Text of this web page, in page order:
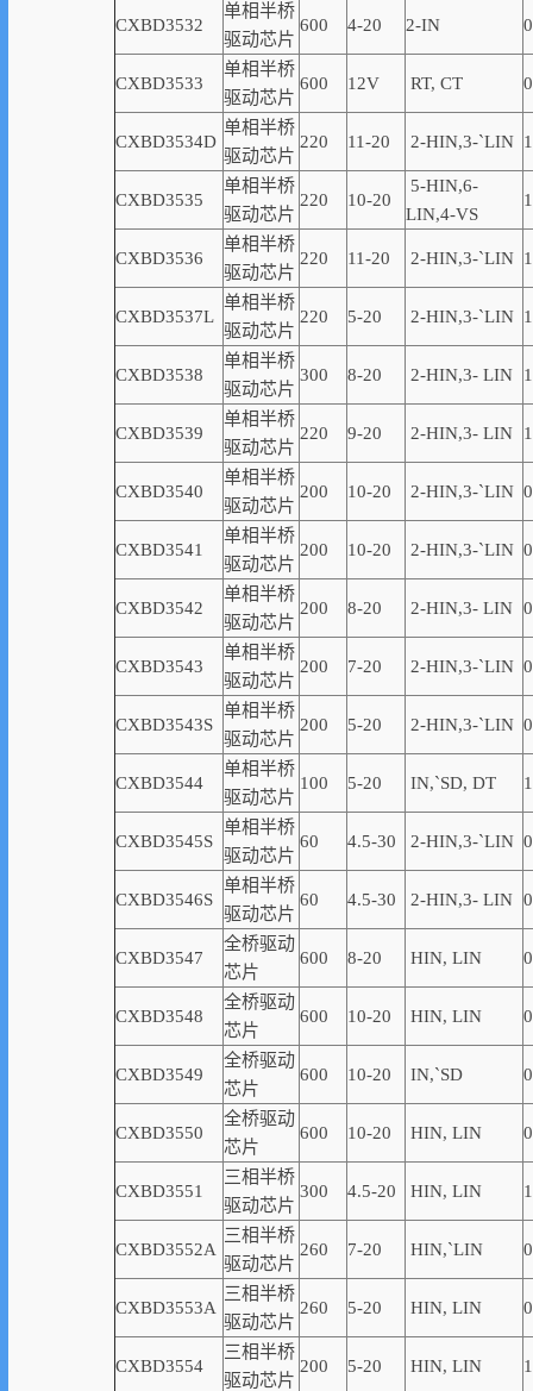
CXBD3532
单相半桥
驱动芯片
600 4-20 2-IN
CXBD3533
单相半桥
驱动芯片
600 12V RT, CT
CXBD3534D
单相半桥
驱动芯片
220 11-20 2-HIN,3-`LIN
CXBD3535
单相半桥
驱动芯片
220 10-20
5-HIN,6-
LIN,4-VS
CXBD3536
单相半桥
驱动芯片
220 11-20 2-HIN,3-`LIN
CXBD3537L
单相半桥
驱动芯片
220 5-20 2-HIN,3-`LIN
CXBD3538
单相半桥
驱动芯片
300 8-20 2-HIN,3- LIN
CXBD3539
单相半桥
驱动芯片
220 9-20 2-HIN,3- LIN
CXBD3540
单相半桥
驱动芯片
200 10-20 2-HIN,3-`LIN
CXBD3541
单相半桥
驱动芯片
200 10-20 2-HIN,3-`LIN
CXBD3542
单相半桥
驱动芯片
200 8-20 2-HIN,3- LIN
CXBD3543
单相半桥
驱动芯片
200 7-20 2-HIN,3-`LIN
CXBD3543S
单相半桥
驱动芯片
200 5-20 2-HIN,3-`LIN
CXBD3544
单相半桥
驱动芯片
100 5-20 IN,`SD, DT
CXBD3545S
单相半桥
驱动芯片
60 4.5-30 2-HIN,3-`LIN
CXBD3546S
单相半桥
驱动芯片
60 4.5-30 2-HIN,3- LIN
CXBD3547
全桥驱动
芯片
600 8-20 HIN, LIN
CXBD3548
全桥驱动
芯片
600 10-20 HIN, LIN
CXBD3549
全桥驱动
芯片
600 10-20 IN,`SD
CXBD3550
全桥驱动
芯片
600 10-20 HIN, LIN
CXBD3551
三相半桥
驱动芯片
300 4.5-20 HIN, LIN
CXBD3552A
三相半桥
驱动芯片
260 7-20 HIN,`LIN
CXBD3553A
三相半桥
驱动芯片
260 5-20 HIN, LIN
CXBD3554
三相半桥
驱动芯片
200 5-20 HIN, LIN